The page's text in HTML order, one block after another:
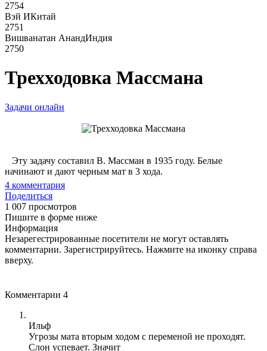
2754
Вэй ИКитай
2751
Вишванатан АнандИндия
2750
Трехходовка Массмана
Задачи онлайн
Эту задачу составил В. Массман в 1935 году. Белые
начинают и дают черным мат в 3 хода.
4 комментария
Поделиться
1 007 просмотров
Пишите в форме ниже
Информация
Незарегестрированные посетители не могут оставлять
комментарии. Зарегистрируйтесь. Нажмите на иконку справа
вверху.
Комментарии 4
Ильф
Угрозы мата вторым ходом с переменой не проходят.
Слон успевает. Значит